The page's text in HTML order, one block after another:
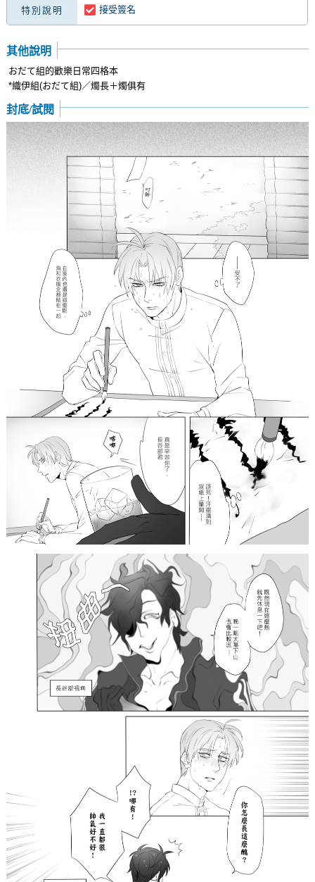
特別說明 接受簽名
其他說明
おだて組的歡樂日常四格本
*織伊組(おだて組)／燭長＋燭俱有
封底/試閱